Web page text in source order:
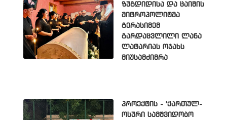
ზუგდიდისა და ცაიშის
მიტროპოლიტმა
გერასიმემ
გარდაცვლილი ლანა
ლატარიას ოჯახს
მიუსამძიმრა
პროექტის - 'ქართულ-
ოსური სამშვიდობო